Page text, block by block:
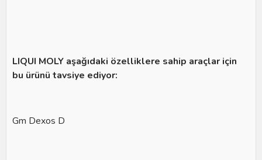
LIQUI MOLY aşağıdaki özelliklere sahip araçlar için
bu ürünü tavsiye ediyor:
Gm Dexos D